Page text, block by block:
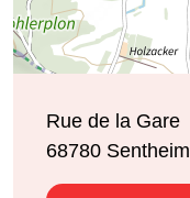
Rue de la Gare
68780 Sentheim